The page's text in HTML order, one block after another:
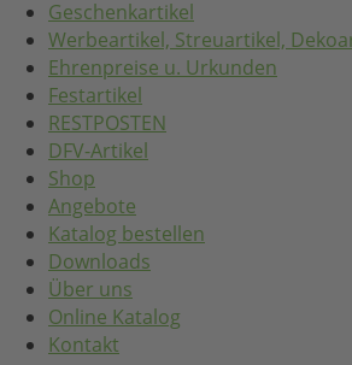
Geschenkartikel
Werbeartikel, Streuartikel,
Ehrenpreise u. Urkunden
Festartikel
RESTPOSTEN
DFV-Artikel
Shop
Angebote
Katalog bestellen
Downloads
Über uns
Online Katalog
Kontakt